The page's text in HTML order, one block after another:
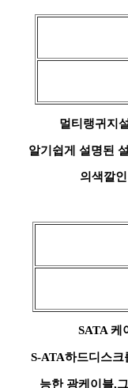
멀티랭귀지
알기쉽게 설명된
의색깔
SATA 케
S-ATA하드디스
능한 광케이블,